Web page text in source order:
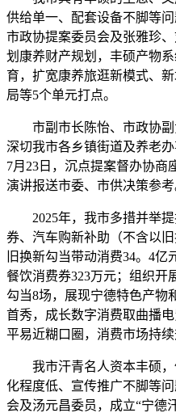
供给单一、配套设备不脚等
市政协提案委员会及张雅珍
划康养财产规划，丰硕产物
育，扩宽康养旅逛新模式、
局等5个单元打点。
市副市长陈怡、市政协副
深切我市各乡镇街道及养老
7月23日，沉点提案督办协商
演讲报送市委、市供决策参考
2025年，我市多措并举提
券、汽车购新补助（不含以
旧换新勾当带动消费34。4
餐饮消费券323万元；组织开
勾当8场，展现宁德特色产物
首秀，成长数字消费取曲播
平易近糊口圈，消费市场持续
我市汗青名人资本丰硕，
化程度低、宣传推广不脚等
会及汤元昌委员，成立“宁德